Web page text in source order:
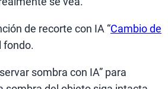
de recorte con IA “Cambio de
fondo.
sombra con IA” para